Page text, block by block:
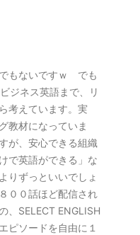
もないですｗ でも
ジネス英語まで、リ
考えています。実
教材になっていま
が、安心できる組織
で英語ができる」な
りずっといいでしょ
００話ほど配信され
、SELECT ENGLISH
ピソードを自由に１